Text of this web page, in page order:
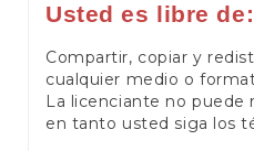
Usted es libre de:
Compartir, copiar y
cualquier medio o
La licenciante no puede
en tanto usted siga los